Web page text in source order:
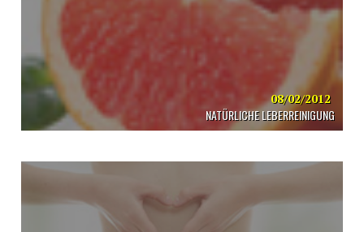
08/02/2012
NATÜRLICHE LEBERREINIGUNG